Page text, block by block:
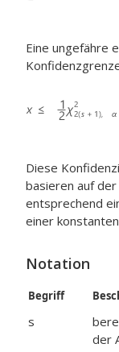
Eine ungefähre
Diese
basieren auf der
entsprechend
einer
Notation
Begriff
s
der